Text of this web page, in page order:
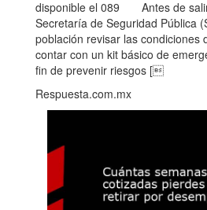
disponible el 089 Antes de
Secretaría de Seguridad Pública
población revisar las condiciones
contar con un kit básico de
fin de prevenir riesgos [
Respuesta.com.mx